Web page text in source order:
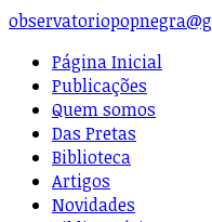
Página Inicial
Publicações
Quem somos
Das Pretas
Biblioteca
Artigos
Novidades